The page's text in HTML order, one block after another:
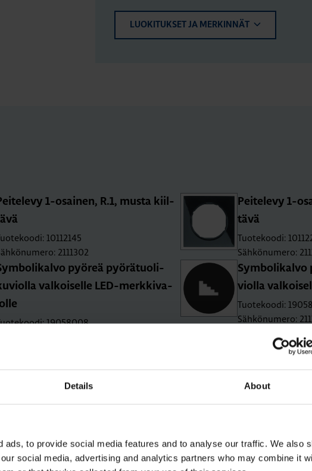
Details About
ads, to provide social media features and to analyse our traffic. We also
social media, advertising and analytics partners who may combine it
LUOKITUKSET JA MERKINNÄT
1-osai­nen, R.1, musta kiil­
10112145
2111302
Pei­te­le­vy 1-
tä­vä
Tuotekoodi:
Sähkönumero:
pyö­reä pyö­rä­tuo­li-
val­koi­sel­le LED-merk­ki­va­
19058008
Sym­bo­li­kal­vo
viol­la
Tuotekoodi:
Sähkönumero: